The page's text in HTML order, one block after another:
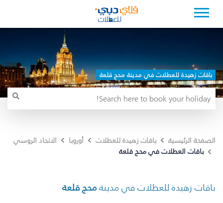
باقات زهيدة للعطلات في مدينة محج قلعة
الصفحة الرئيسية باقات زهيدة للعطلات أوروبا
الاتحاد الروسي
باقات العطلات في محج قلعة
باقات زهيدة للعطلات في مدينةمحج قلعة